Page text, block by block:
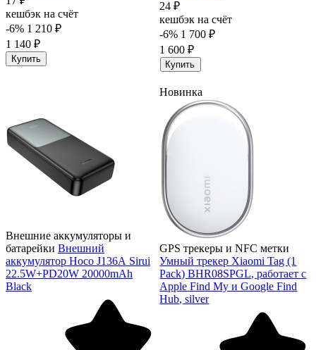
кешбэк на счёт
-6% 1 210 ₽
1 140 ₽
Купить
24 ₽
кешбэк на счёт
-6% 1 700 ₽
1 600 ₽
Купить
Внешние аккумуляторы и
батарейки Внешний
аккумулятор Hoco J136А Sirui
22.5W+PD20W 20000mAh
Black
Новинка
GPS трекеры и NFC метки
Умный трекер Xiaomi Tag (1
Pack) BHR08SPGL, работает с
Apple Find My и Google Find
Hub, silver